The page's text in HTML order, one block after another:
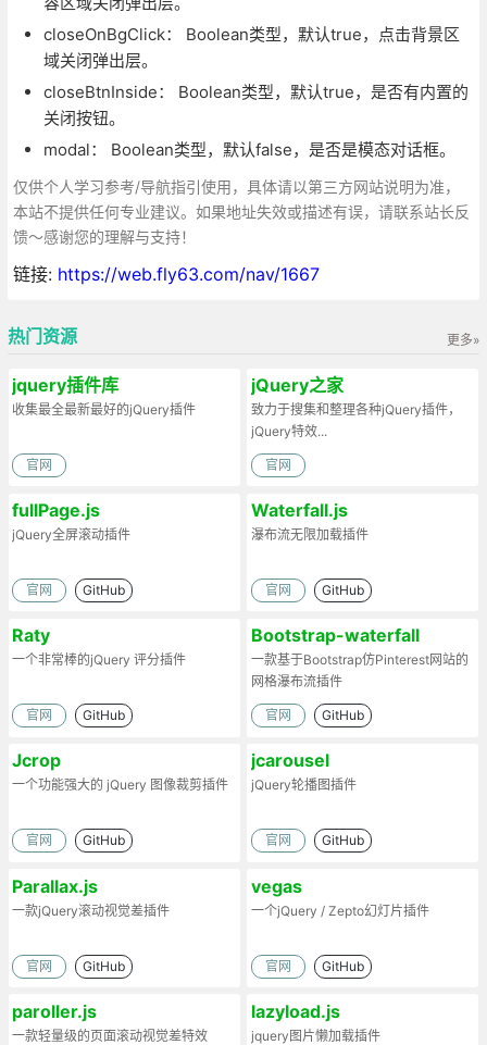
closeOnBgClick： Boolean类型，默认true，点击背景区
域关闭弹出层。
closeBtnInside： Boolean类型，默认true，是否有内置的
关闭按钮。
modal： Boolean类型，默认false，是否是模态对话框。
仅供个人学习参考/导航指引使用，具体请以第三方网站说明为准，
本站不提供任何专业建议。如果地址失效或描述有误，请联系站长反
馈～感谢您的理解与支持！
链接: https://web.fly63.com/nav/1667
更多»
热门资源
jquery插件库
收集最全最新最好的jQuery插件
官网
jQuery之家
致力于搜集和整理各种jQuery插件，
jQuery特效...
官网
fullPage.js
jQuery全屏滚动插件
官网 GitHub
Waterfall.js
瀑布流无限加载插件
官网 GitHub
Raty
一个非常棒的jQuery 评分插件
官网 GitHub
Bootstrap-waterfall
一款基于Bootstrap仿Pinterest网站的
网格瀑布流插件
官网 GitHub
Jcrop
一个功能强大的 jQuery 图像裁剪插件
官网 GitHub
jcarousel
jQuery轮播图插件
官网 GitHub
Parallax.js
一款jQuery滚动视觉差插件
官网 GitHub
vegas
一个jQuery / Zepto幻灯片插件
官网 GitHub
paroller.js
一款轻量级的页面滚动视觉差特效
lazyload.js
jquery图片懒加载插件